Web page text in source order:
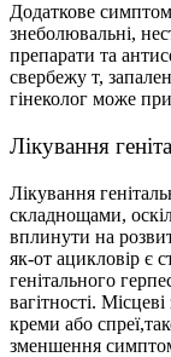
Додаткове
знеболювальні,
препарати та
свербежу т,
гінеколог може
Лікування
Лікування
складнощами,
вплинути на
як-от ацикловір є
генітального
вагітності.
креми або
зменшення